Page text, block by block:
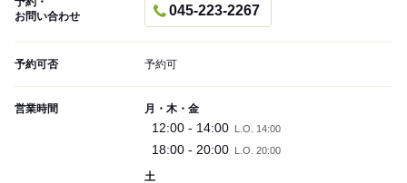
お問い合わせ
045-223-2267
予約可否 予約可
営業時間 月・木・金
12:00 - 14:00 L.O. 14:00
18:00 - 20:00 L.O. 20:00
土